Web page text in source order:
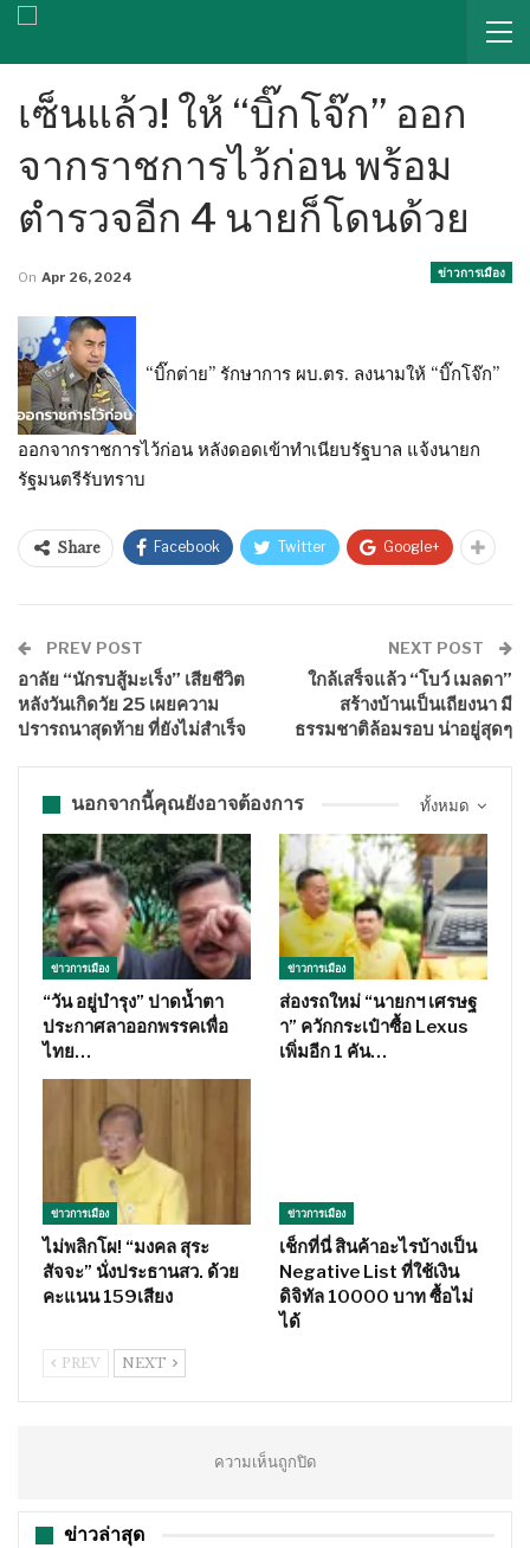
เซ็นแล้ว! ให้ “บิ๊กโจ๊ก” ออก
จากราชการไว้ก่อน พร้อม
ตำรวจอีก 4 นายก็โดนด้วย
ข่าวการเมือง
On Apr 26, 2024
“บิ๊กต่าย” รักษาการ ผบ.ตร. ลงนามให้ “บิ๊กโจ๊ก”
ออกจากราชการไว้ก่อน หลังดอดเข้าทำเนียบรัฐบาล แจ้งนายก
รัฐมนตรีรับทราบ
Share Facebook Twitter Google+
PREV POST
อาลัย “นักรบสู้มะเร็ง” เสียชีวิต
หลังวันเกิดวัย 25 เผยความ
ปรารถนาสุดท้าย ที่ยังไม่สำเร็จ
NEXT POST
ใกล้เสร็จแล้ว “โบว์ เมลดา”
สร้างบ้านเป็นเถียงนา มี
ธรรมชาติล้อมรอบ น่าอยู่สุดๆ
ทั้งหมด
นอกจากนี้คุณยังอาจต้องการ
ข่าวการเมือง
“วัน อยู่บำรุง” ปาดน้ำตา
ประกาศลาออกพรรคเพื่อ
ไทย…
ข่าวการเมือง
ส่องรถใหม่ “นายกฯ เศรษฐ
า” ควักกระเป๋าซื้อ Lexus
เพิ่มอีก 1 คัน…
ข่าวการเมือง
ไม่พลิกโผ! “มงคล สุระ
สัจจะ” นั่งประธานสว. ด้วย
คะแนน 159เสียง
ข่าวการเมือง
เช็กที่นี่ สินค้าอะไรบ้างเป็น
Negative List ที่ใช้เงิน
ดิจิทัล 10000 บาท ซื้อไม่
ได้
PREV NEXT
ความเห็นถูกปิด
ข่าวล่าสุด